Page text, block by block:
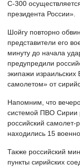
С-300
президента России».
Шойгу повторно
представители его
минуту до начала
предупредили
экипажи
самолетом» от
Напомним, что
системой ПВО Сирии
российский самолет-
находились 15
Также российский
пункты сирийских